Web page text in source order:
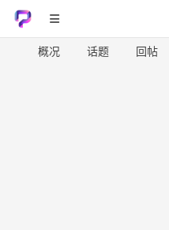
概况 话题 回帖